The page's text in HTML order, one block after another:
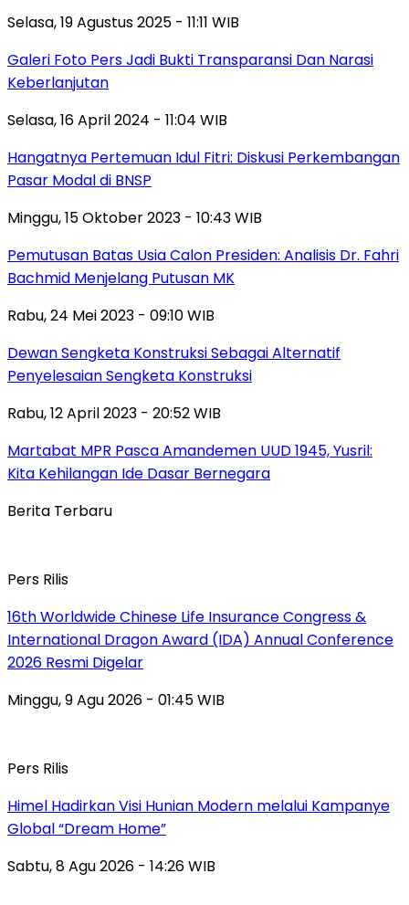
Selasa, 19 Agustus 2025 - 11:11 WIB
Galeri Foto Pers Jadi Bukti Transparansi Dan Narasi
Keberlanjutan
Selasa, 16 April 2024 - 11:04 WIB
Hangatnya Pertemuan Idul Fitri: Diskusi Perkembangan
Pasar Modal di BNSP
Minggu, 15 Oktober 2023 - 10:43 WIB
Pemutusan Batas Usia Calon Presiden: Analisis Dr. Fahri
Bachmid Menjelang Putusan MK
Rabu, 24 Mei 2023 - 09:10 WIB
Dewan Sengketa Konstruksi Sebagai Alternatif
Penyelesaian Sengketa Konstruksi
Rabu, 12 April 2023 - 20:52 WIB
Martabat MPR Pasca Amandemen UUD 1945, Yusril:
Kita Kehilangan Ide Dasar Bernegara
Berita Terbaru
Pers Rilis
16th Worldwide Chinese Life Insurance Congress &
International Dragon Award (IDA) Annual Conference
2026 Resmi Digelar
Minggu, 9 Agu 2026 - 01:45 WIB
Pers Rilis
Himel Hadirkan Visi Hunian Modern melalui Kampanye
Global “Dream Home”
Sabtu, 8 Agu 2026 - 14:26 WIB